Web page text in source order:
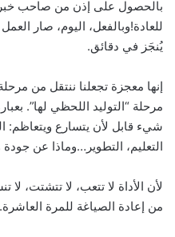
بالحصول على إذن من صاحب
للعادة!وبالفعل، اليوم، صار
يُنجَز في دقائق.
إنها معجزة تجعلنا ننتقل من
مرحلة “التوليد اللحظي لها”.
شيء قابل لأن يتسارع ويتعاظم:
التعليم، التطوير…وماذا عن
لأن الأداة لا تتعب، لا تتشتت، لا
من إعادة الصياغة للمرة